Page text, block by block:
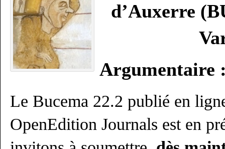
d’Auxerre
Argumentaire
Le Bucema 22.2 publié en
OpenEdition Journals est en